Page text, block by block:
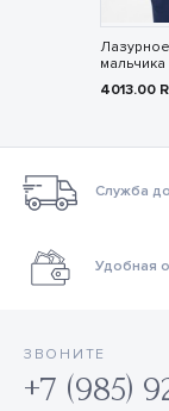
Лазурное
мальчика
4013.00
Служба
Удобная
ЗВОНИТЕ
+7 (985)